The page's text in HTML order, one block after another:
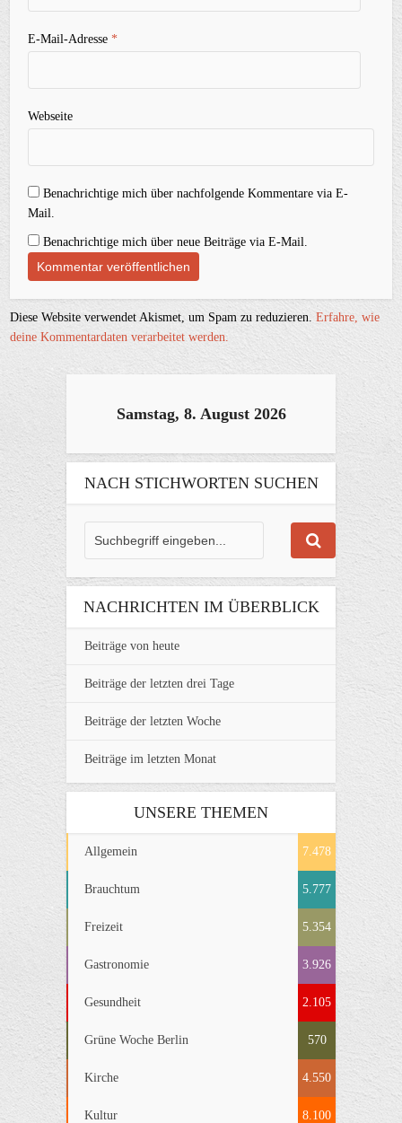
E-Mail-Adresse*
Webseite
Benachrichtige mich über nachfolgende Kommentare via E-
Mail.
Benachrichtige mich über neue Beiträge via E-Mail.
Diese Website verwendet Akismet, um Spam zu reduzieren.Erfahre, wie
deine Kommentardaten verarbeitet werden.
Samstag, 8. August 2026
NACH STICHWORTEN SUCHEN
NACHRICHTEN IM ÜBERBLICK
Beiträge von heute
Beiträge der letzten drei Tage
Beiträge der letzten Woche
Beiträge im letzten Monat
UNSERE THEMEN
Allgemein 7.478
Brauchtum 5.777
Freizeit 5.354
Gastronomie 3.926
Gesundheit 2.105
Grüne Woche Berlin 570
Kirche 4.550
Kultur 8.100